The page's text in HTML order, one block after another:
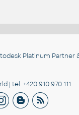
Platinum Partner
| tel. +420 910 970 111